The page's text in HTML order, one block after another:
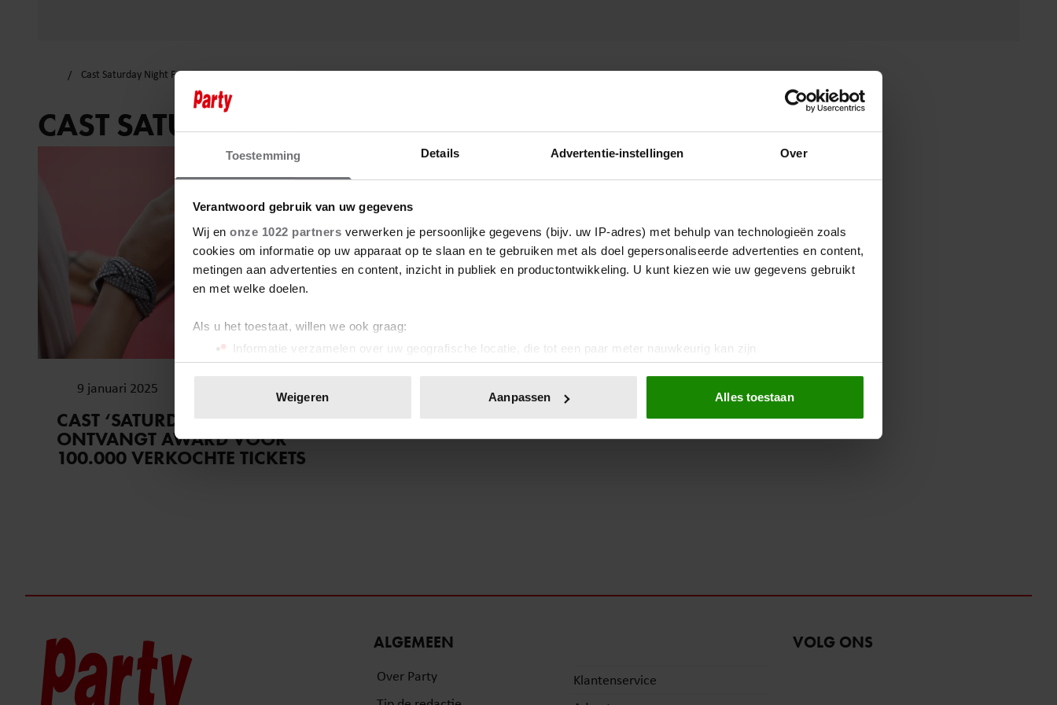
Toestemming Details Advertentie-instellingen Over
Verantwoord gebruik van uw gegevens
Wij en onze 1022 partners verwerken je persoonlijke gegevens (bijv. uw IP-adres) met behulp van technologieën zoals
cookies om informatie op uw apparaat op te slaan en te gebruiken met als doel gepersonaliseerde advertenties en content,
metingen aan advertenties en content, inzicht in publiek en productontwikkeling. U kunt kiezen wie uw gegevens gebruikt
en met welke doelen.
Als u het toestaat, willen we ook graag:
Informatie verzamelen over uw geografische locatie, die tot een paar meter nauwkeurig kan zijn
Uw apparaat identificeren door het actief te scannen op specifieke eigenschappen (fingerprinting)
toestemming op elk moment wijzigen of intrekken in de Cookieverklaring.
We gebruiken cookies om content en advertenties te personaliseren, om functies voor social media te bieden en om ons
websiteverkeer te analyseren. Ook delen we informatie over uw gebruik van onze site met onze partners voor social
Weigeren Aanpassen Alles toestaan
Cast Saturday Night Fever
CAST SATURDAY NIGHT FEVER
9 januari 2025
CAST ‘SATURDAY NIGHT FEVER’
ONTVANGT AWARD VOOR
100.000 VERKOCHTE TICKETS
ALGEMEEN
Over Party
Klantenservice
VOLG ONS